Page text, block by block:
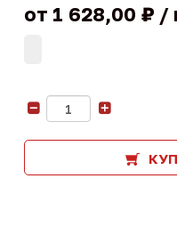
от 1 628,00 ₽